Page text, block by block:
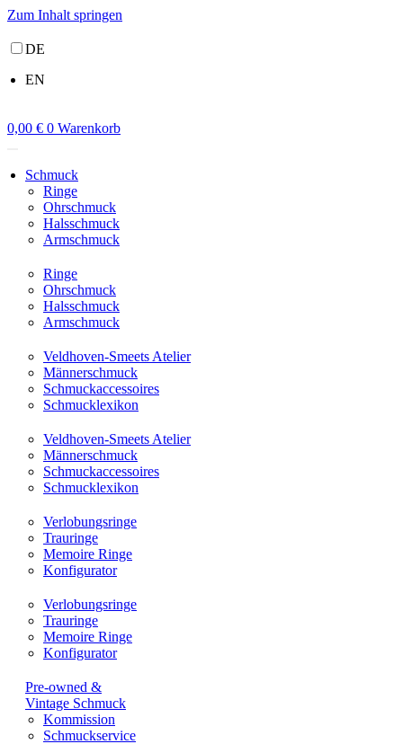
Zum Inhalt springen
DE
EN
0,00 € 0 Warenkorb
Schmuck
Ringe
Ohrschmuck
Halsschmuck
Armschmuck
Ringe
Ohrschmuck
Halsschmuck
Armschmuck
Veldhoven-Smeets Atelier
Männerschmuck
Schmuckaccessoires
Schmucklexikon
Veldhoven-Smeets Atelier
Männerschmuck
Schmuckaccessoires
Schmucklexikon
Verlobungsringe
Trauringe
Memoire Ringe
Konfigurator
Verlobungsringe
Trauringe
Memoire Ringe
Konfigurator
Pre-owned &
Vintage Schmuck
Kommission
Schmuckservice